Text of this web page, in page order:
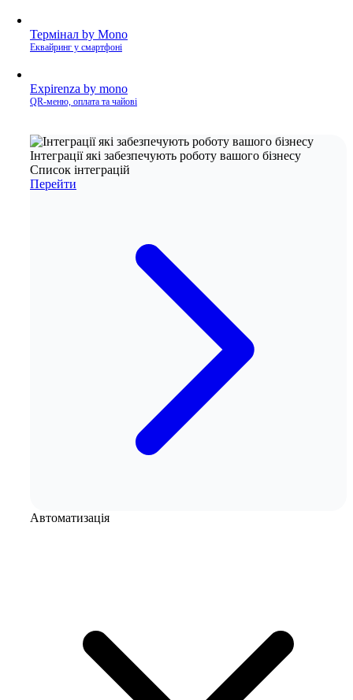
Термінал by Mono
Еквайринг у смартфоні
Expirenza by mono
QR-меню, оплата та чайові
Інтеграції які забезпечують роботу вашого бізнесу
Список інтеграцій
Перейти
Автоматизація